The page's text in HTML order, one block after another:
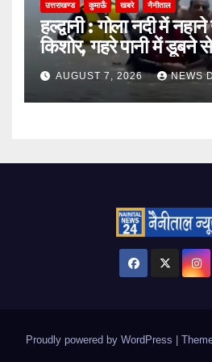
उत्तराखण्ड कुमाऊँ खबरे नैनीताल
हल्द्वानी : गोला नदी में
किशोर, गहरे पानी में डूबने
AUGUST 7, 2026 NEWS
Proudly powered by WordPress